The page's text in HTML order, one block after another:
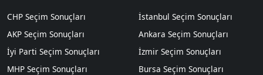
CHP Seçim Sonuçları
AKP Seçim Sonuçları
İyi Parti Seçim Sonuçları
MHP Seçim Sonuçları
İstanbul Seçim Sonuçları
Ankara Seçim Sonuçları
İzmir Seçim Sonuçları
Bursa Seçim Sonuçları